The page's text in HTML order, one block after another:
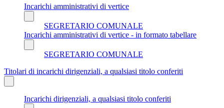
Incarichi amministrativi di vertice
SEGRETARIO COMUNALE
Incarichi amministrativi di vertice - in formato tabellare
SEGRETARIO COMUNALE
Titolari di incarichi dirigenziali, a qualsiasi titolo conferiti
Incarichi dirigenziali, a qualsiasi titolo conferiti